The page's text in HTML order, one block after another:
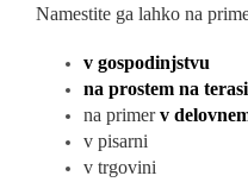
Namestite ga lahko na
v gospodinjstvu
na prostem na terasi
na primerv
v pisarni
v trgovini